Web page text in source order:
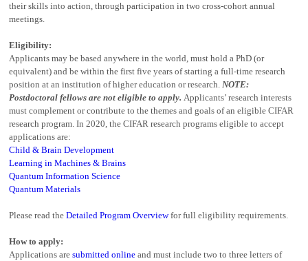
their skills into action, through participation in two cross-cohort annual
meetings.
Eligibility:
Applicants may be based anywhere in the world, must hold a PhD (or
equivalent) and be within the first five years of starting a full-time research
position at an institution of higher education or research.NOTE:
Postdoctoral fellows are not eligible to apply. Applicants’ research interests
must complement or contribute to the themes and goals of an eligible CIFAR
research program. In 2020, the CIFAR research programs eligible to accept
applications are:
Child & Brain Development
Learning in Machines & Brains
Quantum Information Science
Quantum Materials
Please read theDetailed Program Overviewfor full eligibility requirements.
How to apply:
Applications aresubmitted online and must include two to three letters of